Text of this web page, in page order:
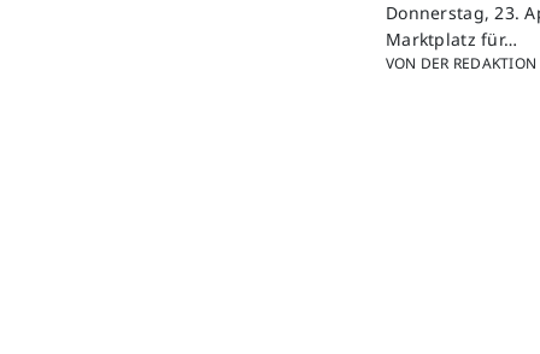
Donnerstag, 23.
Marktplatz für…
VON DER